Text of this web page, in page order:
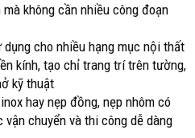
không cần nhiều công đoạn
dụng cho nhiều hạng mục nội thất
kính, tạo chỉ trang trí trên tường,
kỹ thuật
hay nẹp đồng, nẹp nhôm có
chuyển và thi công dễ dàng